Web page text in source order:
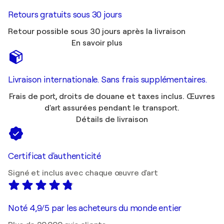
Retours gratuits sous 30 jours
Retour possible sous 30 jours après la livraison
En savoir plus
Livraison internationale. Sans frais supplémentaires.
Frais de port, droits de douane et taxes inclus. Œuvres
d'art assurées pendant le transport.
Détails de livraison
Certificat d'authenticité
Signé et inclus avec chaque œuvre d'art
Noté 4,9/5 par les acheteurs du monde entier